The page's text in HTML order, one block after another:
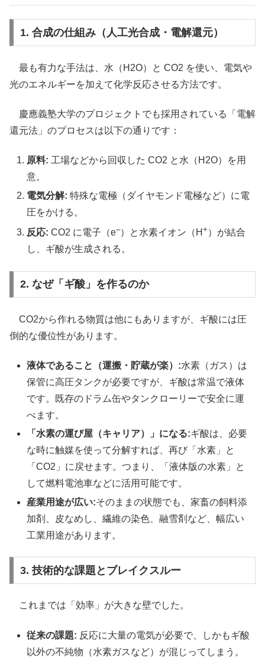
1. 合成の仕組み（人工光合成・電解還元）
最も有力な手法は、水（H2O）と CO2 を使い、電気や
光のエネルギーを加えて化学反応させる方法です。
慶應義塾大学のプロジェクトでも採用されている「電解
還元法」のプロセスは以下の通りです：
原料: 工場などから回収した CO2 と水（H2O）を用
意。
電気分解: 特殊な電極（ダイヤモンド電極など）に電
圧をかける。
反応: CO2 に電子（e–）と水素イオン（H+ ）が結合
し、ギ酸が生成される。
2. なぜ「ギ酸」を作るのか
CO2から作れる物質は他にもありますが、ギ酸には圧
倒的な優位性があります。
液体であること（運搬・貯蔵が楽）:水素（ガス）は
保管に高圧タンクが必要ですが、ギ酸は常温で液体
です。既存のドラム缶やタンクローリーで安全に運
べます。
「水素の運び屋（キャリア）」になる:ギ酸は、必要
な時に触媒を使って分解すれば、再び「水素」と
「CO2」に戻せます。つまり、「液体版の水素」と
して燃料電池車などに活用可能です。
産業用途が広い:そのままの状態でも、家畜の飼料添
加剤、皮なめし、繊維の染色、融雪剤など、幅広い
工業用途があります。
3. 技術的な課題とブレイクスルー
これまでは「効率」が大きな壁でした。
従来の課題: 反応に大量の電気が必要で、しかもギ酸
以外の不純物（水素ガスなど）が混じってしまう。